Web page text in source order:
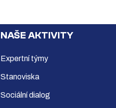
NAŠE AKTIVITY
Expertní týmy
Stanoviska
Sociální dialog